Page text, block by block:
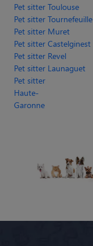
Pet sitter Toulouse
Pet sitter Tournefeuille
Pet sitter Muret
Pet sitter Castelginest
Pet sitter Revel
Pet sitter Launaguet
Pet sitter
Haute-
Garonne